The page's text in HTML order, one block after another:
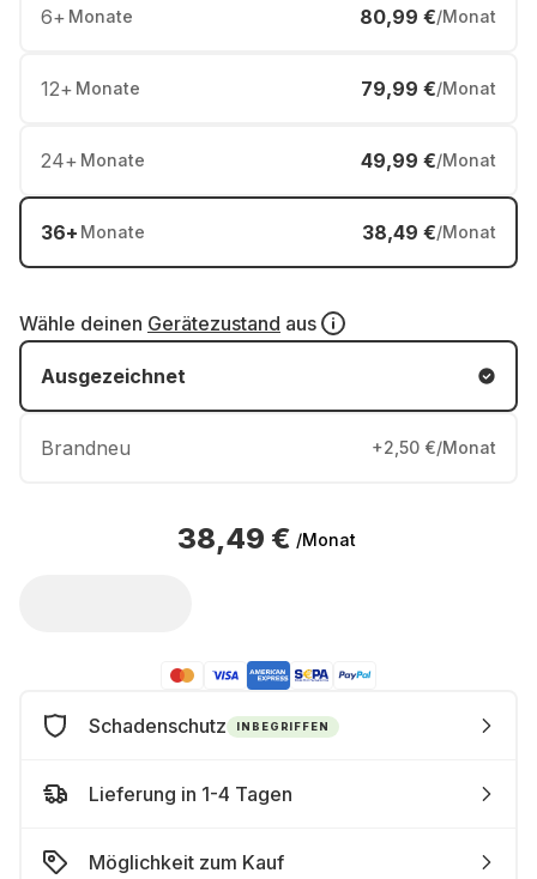
6+ Monate 80,99 €/Monat
12+ Monate 79,99 €/Monat
24+ Monate 49,99 €/Monat
36+ Monate 38,49 €/Monat
Wähle deinen Gerätezustand aus
Ausgezeichnet
Brandneu +2,50 €/Monat
38,49 € /Monat
Schadenschutz INBEGRIFFEN
Lieferung in 1-4 Tagen
Möglichkeit zum Kauf